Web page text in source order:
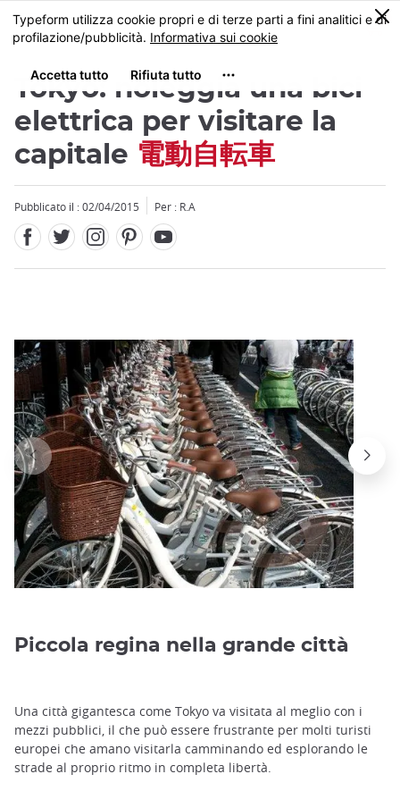
Skip
to
content
MENU
0
Tokyo: noleggia una bici
elettrica per visitare la
capitale 電動自転車
Pubblicato il : 02/04/2015 Per : R.A
Close
Piccola regina nella grande città
Una città gigantesca come Tokyo va visitata al meglio con i
mezzi pubblici, il che può essere frustrante per molti turisti
europei che amano visitarla camminando ed esplorando le
strade al proprio ritmo in completa libertà.